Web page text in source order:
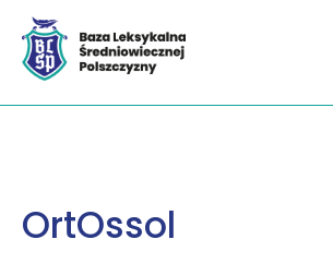
OrtOssol